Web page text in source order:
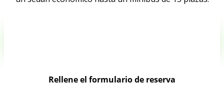
Rellene el formulario de reserva